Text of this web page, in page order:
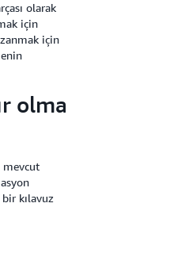
olarak
için
için
olma
mevcut
kılavuz